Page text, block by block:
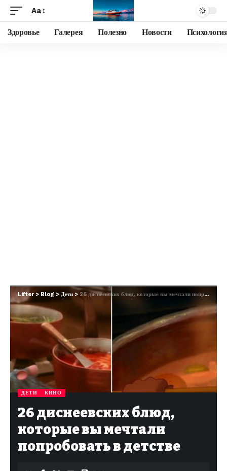
Aa
Здоровье Галерея Полезно Новости
Lifter> Blog > Дети > 26 диснеевских блюд, которые вы мечтали попробовать в детстве
ДЕТИ КИНО
26 диснеевских блюд,
которые вы мечтали
попробовать в детстве